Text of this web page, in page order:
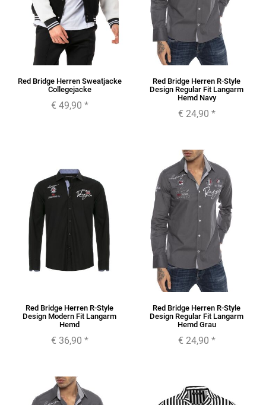
Red Bridge Herren Sweatjacke
Collegejacke
€ 49,90 *
Red Bridge Herren R-Style
Design Regular Fit Langarm
Hemd Navy
€ 24,90 *
Red Bridge Herren R-Style
Design Modern Fit Langarm
Hemd
€ 36,90 *
Red Bridge Herren R-Style
Design Regular Fit Langarm
Hemd Grau
€ 24,90 *